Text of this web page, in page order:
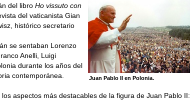
Juan Pablo II en Polonia.
del libro Ho vissuto con
del vaticanista Gian
histórico secretario
se sentaban Lorenzo
Anelli, Luigi
durante los años del
contemporánea.
aspectos más destacables de la figura de Juan Pablo II: